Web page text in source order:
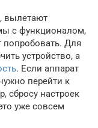
вылетают
с функционалом,
попробовать. Для
устройство, а
. Если аппарат
перейти к
сбросу настроек
уже совсем